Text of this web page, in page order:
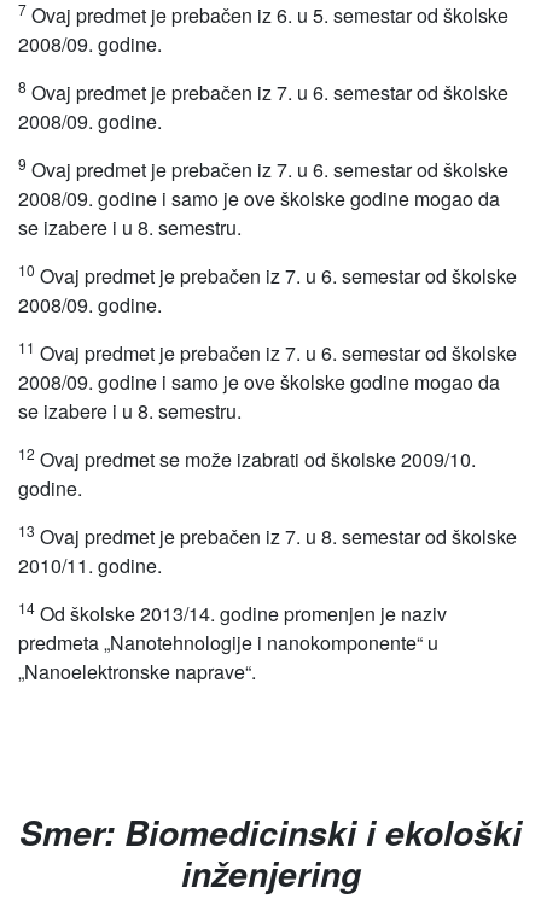
7 Ovaj predmet je prebačen iz 6. u 5. semestar od školske
2008/09. godine.
8 Ovaj predmet je prebačen iz 7. u 6. semestar od školske
2008/09. godine.
9 Ovaj predmet je prebačen iz 7. u 6. semestar od školske
2008/09. godine i samo je ove školske godine mogao da
se izabere i u 8. semestru.
10 Ovaj predmet je prebačen iz 7. u 6. semestar od školske
2008/09. godine.
11 Ovaj predmet je prebačen iz 7. u 6. semestar od školske
2008/09. godine i samo je ove školske godine mogao da
se izabere i u 8. semestru.
12 Ovaj predmet se može izabrati od školske 2009/10.
godine.
13 Ovaj predmet je prebačen iz 7. u 8. semestar od školske
2010/11. godine.
14 Od školske 2013/14. godine promenjen je naziv
predmeta „Nanotehnologije i nanokomponente“ u
„Nanoelektronske naprave“.
Smer: Biomedicinski i ekološki
inženjering